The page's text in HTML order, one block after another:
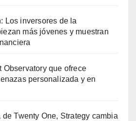
Los inversores de la
más jóvenes y muestran
Observatory que ofrece
personalizada y en
Twenty One, Strategy cambia